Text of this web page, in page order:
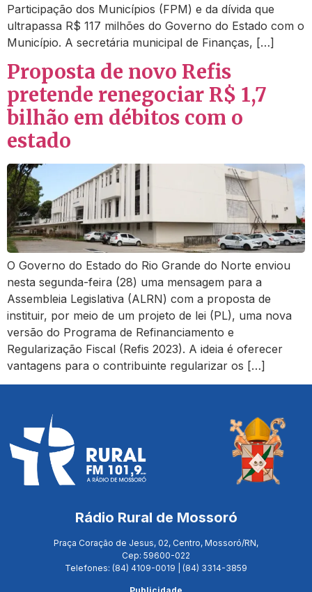
Participação dos Municípios (FPM) e da dívida que
ultrapassa R$ 117 milhões do Governo do Estado com o
Município. A secretária municipal de Finanças, […]
Proposta de novo Refis
pretende renegociar R$ 1,7
bilhão em débitos com o
estado
O Governo do Estado do Rio Grande do Norte enviou
nesta segunda-feira (28) uma mensagem para a
Assembleia Legislativa (ALRN) com a proposta de
instituir, por meio de um projeto de lei (PL), uma nova
versão do Programa de Refinanciamento e
Regularização Fiscal (Refis 2023). A ideia é oferecer
vantagens para o contribuinte regularizar os […]
Rádio Rural de Mossoró
Praça Coração de Jesus, 02, Centro, Mossoró/RN,
Cep: 59600-022
Telefones: (84) 4109-0019 | (84) 3314-3859